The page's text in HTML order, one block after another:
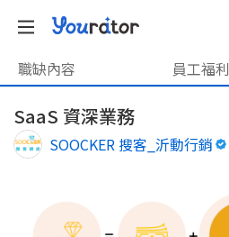
職缺內容 員工福利
SaaS 資深業務
SOOCKER 搜客_沂動行銷